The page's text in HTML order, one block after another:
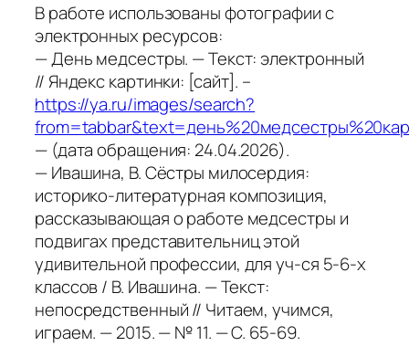
В работе использованы фотографии с
электронных ресурсов:
— День медсестры. — Текст: электронный
// Яндекс картинки: [сайт]. –
https://ya.ru/images/search?
— (дата обращения: 24.04.2026).
— Ивашина, В. Сёстры милосердия:
историко-литературная композиция,
рассказывающая о работе медсестры и
подвигах представительниц этой
удивительной профессии, для уч-ся 5-6-х
классов / В. Ивашина. — Текст:
непосредственный // Читаем, учимся,
играем. — 2015. — № 11. — С. 65-69.